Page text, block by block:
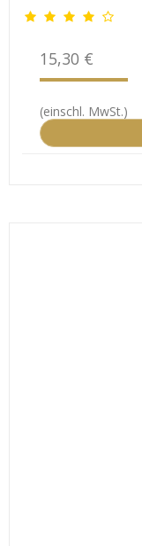
15,30 €
(einschl. MwSt.)